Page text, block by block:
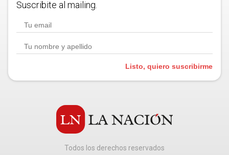
Suscribite al mailing.
Listo, quiero suscribirme
Todos los derechos reservados